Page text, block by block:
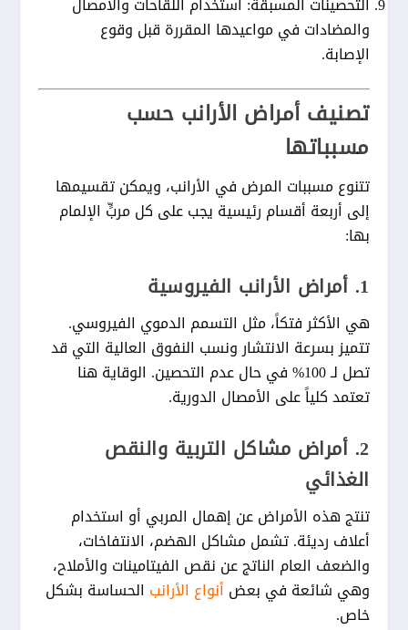
والمضادات في مواعيدها المقررة قبل وقوع
الإصابة.
تصنيف أمراض الأرانب حسب
مسبباتها
تتنوع مسببات المرض في الأرانب، ويمكن تقسيمها
إلى أربعة أقسام رئيسية يجب على كل مربٍّ الإلمام
بها:
1. أمراض الأرانب الفيروسية
هي الأكثر فتكاً، مثل التسمم الدموي الفيروسي.
تتميز بسرعة الانتشار ونسب النفوق العالية التي قد
تصل لـ 100% في حال عدم التحصين. الوقاية هنا
تعتمد كلياً على الأمصال الدورية.
2. أمراض مشاكل التربية والنقص
الغذائي
تنتج هذه الأمراض عن إهمال المربي أو استخدام
أعلاف رديئة. تشمل مشاكل الهضم، الانتفاخات،
والضعف العام الناتج عن نقص الفيتامينات والأملاح،
وهي شائعة في بعض أنواع الأرانب الحساسة بشكل
خاص.